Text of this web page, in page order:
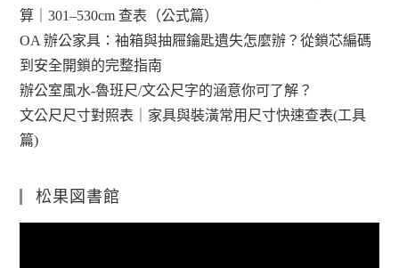
算｜301–530cm 查表（公式篇）
OA 辦公家具：袖箱與抽屜鑰匙遺失怎麼辦？從鎖芯編碼
到安全開鎖的完整指南
辦公室風水-魯班尺/文公尺字的涵意你可了解？
文公尺尺寸對照表｜家具與裝潢常用尺寸快速查表(工具
篇)
松果図書館